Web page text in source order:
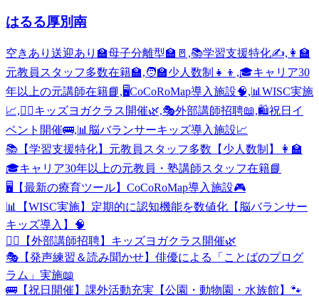
はるる厚別南
空きあり 送迎あり 🏫母子分離型🏫🚪,📚学習支援特化✍️,👩‍🏫
元教員スタッフ多数在籍🏫,🧑‍🏫少人数制👧👦,🎓キャリア30
年以上の元講師在籍📘,🖥️CoCoRoMap導入施設🧠,📊WISC実施
📈,🧘‍♀️キッズヨガクラス開催🌿,🎭外部講師招聘📖,🛍️祝日イ
ベント開催🚌,📊脳バランサーキッズ導入施設📈
📚【学習支援特化】元教員スタッフ多数【少人数制】👩‍🏫
🎓キャリア30年以上の元教員・塾講師スタッフ在籍📘
🖥️【最新の療育ツール】CoCoRoMap導入施設🎮
📊【WISC実施】定期的に認知機能を数値化【脳バランサー
キッズ導入】🧠
🧘‍♀️【外部講師招聘】キッズヨガクラス開催🌿
🎭【発声練習＆読み聞かせ】俳優による「ことばのプログ
ラム」実施📖
🚌【祝日開催】課外活動充実【公園・動物園・水族館】🐾